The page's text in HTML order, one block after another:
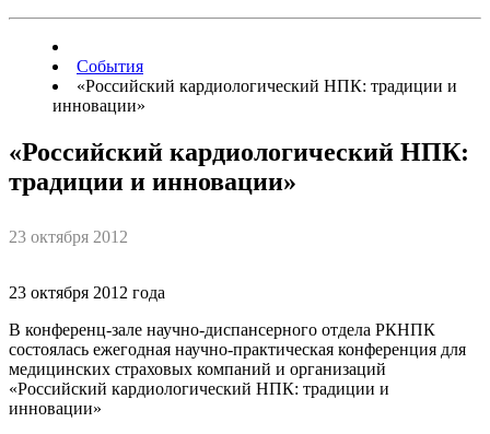
События
«Российский кардиологический НПК: традиции и
инновации»
«Российский кардиологический НПК:
традиции и инновации»
23 октября 2012
23 октября 2012 года
В конференц-зале научно-диспансерного отдела РКНПК
состоялась ежегодная научно-практическая конференция для
медицинских страховых компаний и организаций
«Российский кардиологический НПК: традиции и
инновации»